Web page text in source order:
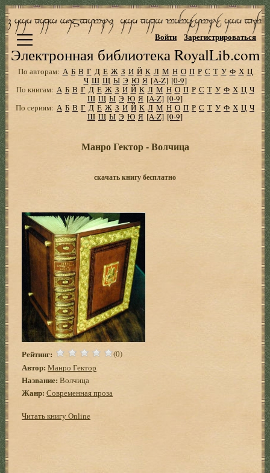
Электронная библиотека RoyalLib.com
Войти Зарегистрироваться
По авторам: А Б В Г Д Е Ж З И Й К Л М Н О П Р С Т У Ф Х Ц
Ч Ш Щ Ы Э Ю Я [A-Z] [0-9]
По книгам: А Б В Г Д Е Ж З И Й К Л М Н О П Р С Т У Ф Х Ц Ч
Ш Щ Ы Э Ю Я [A-Z] [0-9]
По сериям: А Б В Г Д Е Ж З И Й К Л М Н О П Р С Т У Ф Х Ц Ч
Ш Щ Ы Э Ю Я [A-Z] [0-9]
Манро Гектор - Волчица
скачать книгу бесплатно
Рейтинг: (0)
Автор: Манро Гектор
Название: Волчица
Жанр: Современная проза
Читать книгу Online